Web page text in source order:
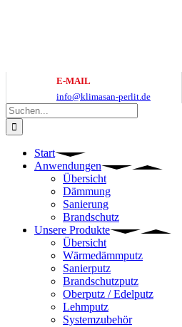
E-MAIL
info@klimasan-perlit.de
Suche
nach:
Start
Anwendungen
Übersicht
Dämmung
Sanierung
Brandschutz
Unsere Produkte
Übersicht
Wärmedämmputz
Sanierputz
Brandschutzputz
Oberputz / Edelputz
Lehmputz
Systemzubehör